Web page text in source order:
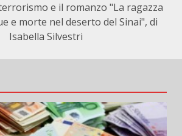
e il romanzo "La ragazza
e morte nel deserto del Sinai", di
Isabella Silvestri